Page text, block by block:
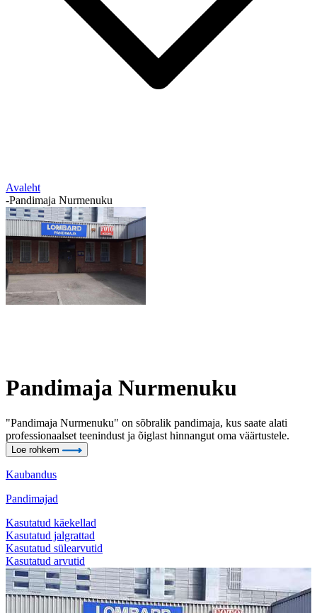
Avaleht
-Pandimaja Nurmenuku
Pandimaja Nurmenuku
"Pandimaja Nurmenuku" on sõbralik pandimaja, kus saate alati
professionaalset teenindust ja õiglast hinnangut oma väärtustele.
Loe rohkem
Kaubandus
Pandimajad
Kasutatud käekellad
Kasutatud jalgrattad
Kasutatud sülearvutid
Kasutatud arvutid